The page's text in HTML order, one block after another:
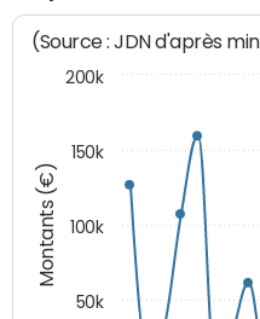
Montants (€)
(Source : JDN d'après
50k
100k
150k
200k